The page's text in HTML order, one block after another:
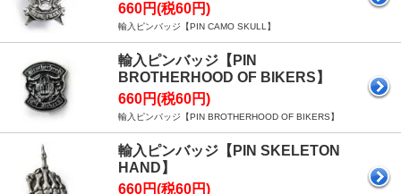
660円(税60円)
輸入ピンバッジ【PIN CAMO SKULL】
輸入ピンバッジ【PIN
BROTHERHOOD OF BIKERS】
660円(税60円)
輸入ピンバッジ【PIN BROTHERHOOD OF BIKERS】
輸入ピンバッジ【PIN SKELETON
HAND】
660円(税60円)